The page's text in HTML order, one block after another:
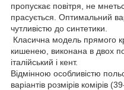
пропускає повітря, не
прасується. Оптимальний
чутливістю до синтетики.
Класична модель прямого
кишенею, виконана в двох
італійський і кент.
Відмінною особливістю
варіантів розмірів комірів